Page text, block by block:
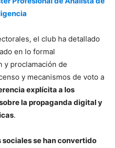
el club ha detallado
en lo formal
y proclamación de
y mecanismos de voto a
explícita a los
la propaganda digital y
.
sociales se han convertido